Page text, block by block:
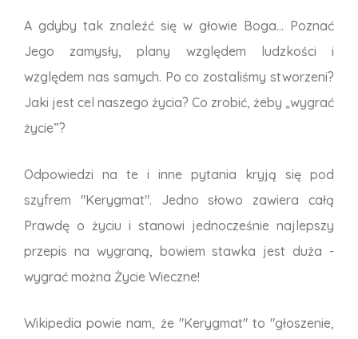
że wspólnota jest najbardziej właściwym środowiskiem
życia, w którym możemy rozwijać naszą więź z Bogiem.
WIĘCEJ
A gdyby tak znaleźć się w głowie Boga... Poznać
Jego zamysły, plany względem ludzkości i
względem nas samych. Po co zostaliśmy stworzeni?
Jaki jest cel naszego życia? Co zrobić, żeby „wygrać
życie”?
Odpowiedzi na te i inne pytania kryją się pod
szyfrem "Kerygmat". Jedno słowo zawiera całą
Prawdę o życiu i stanowi jednocześnie najlepszy
przepis na wygraną, bowiem stawka jest duża -
wygrać można Życie Wieczne!
Wikipedia powie nam, że "Kerygmat" to "głoszenie,